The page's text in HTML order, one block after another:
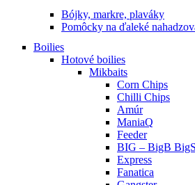
Bójky, markre, plaváky
Pomôcky na ďaleké
Boilies
Hotové boilies
Mikbaits
Corn Chips
Chilli Chips
Amúr
ManiaQ
Feeder
BIG – BigB
Express
Fanatica